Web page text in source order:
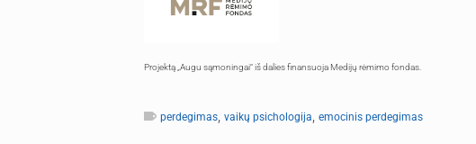
Projektą „Augu sąmoningai“ iš dalies finansuoja Medijų rėmimo fondas.
perdegimas vaikų psichologija emocinis perdegimas